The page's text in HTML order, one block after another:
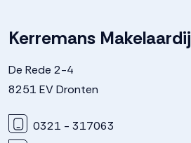
Kerremans Makelaardij
De Rede 2-4
8251 EV Dronten
0321 - 317063